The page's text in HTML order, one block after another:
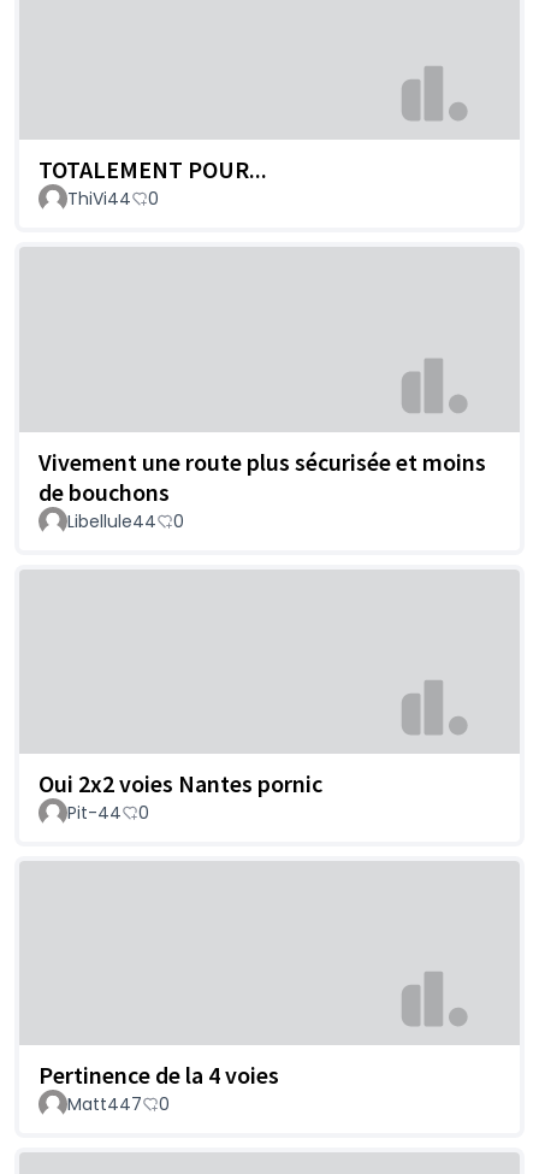
TOTALEMENT POUR...
ThiVi44 0
Vivement une route plus sécurisée et moins
de bouchons
Libellule44 0
Oui 2x2 voies Nantes pornic
Pit-44 0
Pertinence de la 4 voies
Matt447 0